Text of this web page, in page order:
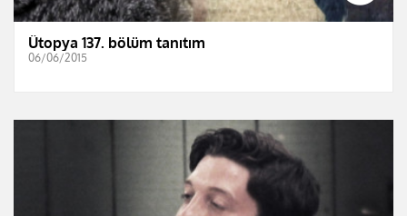
Ütopya 137. bölüm tanıtım
06/06/2015